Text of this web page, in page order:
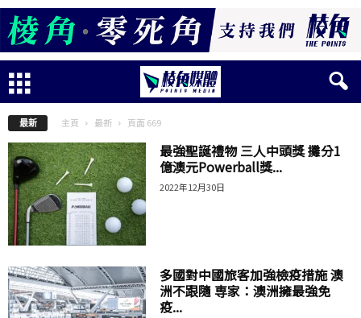
最新 主頁 最新 頁面 669
最強聖誕禮物 三人中頭獎 攤分1
億澳元Powerball獎...
2022年12月30日
多國對中國旅客加強檢疫措施 澳
洲不跟隨 専家：澳洲擁最強免
疫...